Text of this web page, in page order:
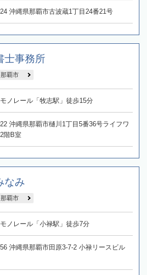
沖縄県那覇市古波蔵1丁目24番21号
士事務所
那覇市
ノレール「牧志駅」徒歩15分
沖縄県那覇市樋川1丁目5番36号ライフワ
階B室
なみ
那覇市
ノレール「小禄駅」徒歩7分
沖縄県那覇市田原3-7-2 小禄リースビル